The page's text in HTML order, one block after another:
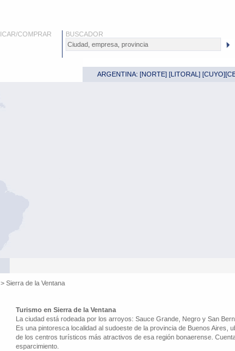
COMPRAR BUSCADOR
ARGENTINA: [NORTE] [LITORAL ] [CUYO][
> Sierra de la Ventana
Turismo en Sierra de la Ventana
La ciudad está rodeada por los arroyos: Sauce Grande, Negro y San
Es una pintoresca localidad al sudoeste de la provincia de Buenos Aires,
de los centros turísticos más atractivos de esa región bonaerense.
esparcimiento.